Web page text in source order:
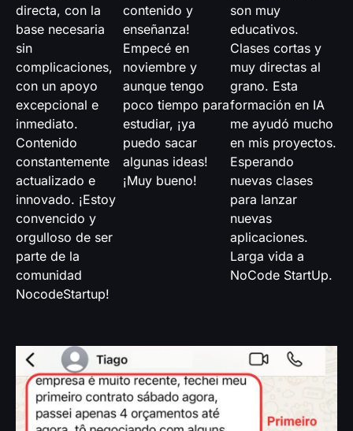
directa, con la
base necesaria
sin
complicaciones,
con un apoyo
excepcional e
inmediato.
Contenido
constantemente
actualizado e
innovado. ¡Estoy
convencido y
orgulloso de ser
parte de la
comunidad
NocodeStartup!
contenido y
enseñanza!
Empecé en
noviembre y
aunque tengo
poco tiempo para
estudiar, ¡ya
puedo sacar
algunas ideas!
¡Muy bueno!
son muy
educativos.
Clases cortas y
muy directas al
grano. Esta
formación en IA
me ayudó mucho
en mis proyectos.
Esperando
nuevas clases
para lanzar
nuevas
aplicaciones.
Larga vida a
NoCode StartUp.